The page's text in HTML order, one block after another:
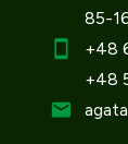
85-
+48
+48
agata